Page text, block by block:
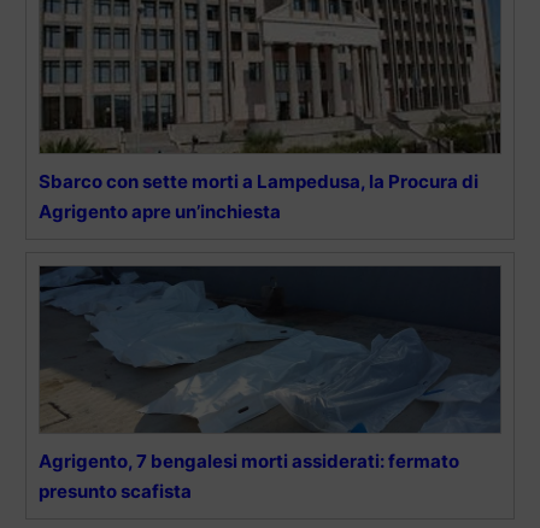
Sbarco con sette morti a Lampedusa, la Procura di
Agrigento apre un’inchiesta
Agrigento, 7 bengalesi morti assiderati: fermato
presunto scafista